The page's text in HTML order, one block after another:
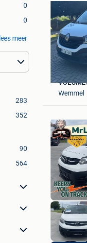
0
0
lees meer
283
352
90
564
Wemmel